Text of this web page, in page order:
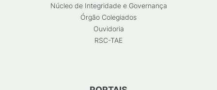
Núcleo de Integridade e Governança
Órgão Colegiados
Ouvidoria
RSC-TAE